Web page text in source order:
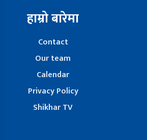
हाम्रो बारेमा
Contact
Our team
Calendar
Privacy Policy
Shikhar TV